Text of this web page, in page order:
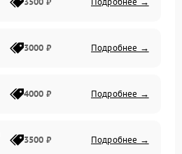
3000 ₽ Подробнее →
4000 ₽ Подробнее →
3500 ₽ Подробнее →